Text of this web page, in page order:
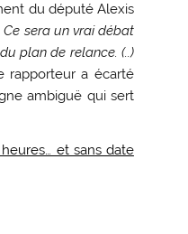
du député Alexis
Ce sera un vrai débat
plan de relance. (..)
rapporteur a écarté
ambiguë qui sert
et sans date